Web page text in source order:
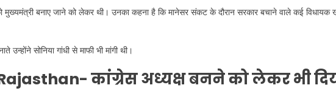
मुख्यमंत्री बनाए जाने को लेकर थी। उनका कहना है कि मानेसर संकट के दौरान सरकार बचाने वाले कई विधायक
सोनिया गांधी से माफी भी मांगी थी।
कांग्रेस अध्यक्ष बनने को लेकर भी